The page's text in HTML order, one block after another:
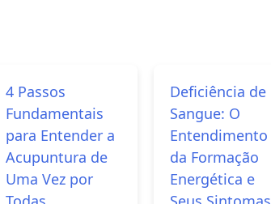
4 Passos
Fundamentais
para Entender a
Acupuntura de
Uma Vez por
Deficiência de
Sangue: O
Entendimento
da Formação
Energética e